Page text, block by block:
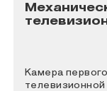
Камера
телевизионной